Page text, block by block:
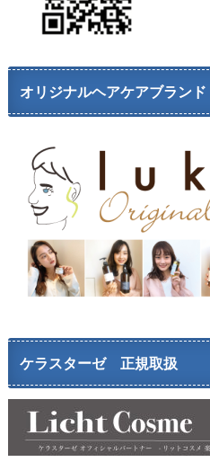
オリジナルヘアケアブランド
ケラスターゼ 正規取扱